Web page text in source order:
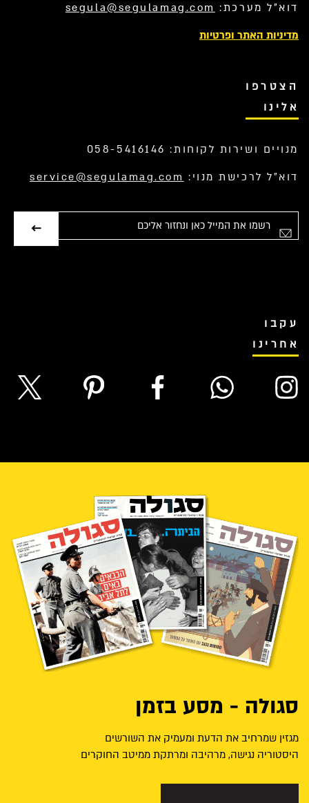
דוא”ל מערכת: segula@segulamag.com
מדיניות האתר ופרטיות
הצטרפו
אלינו
מנויים ושירות לקוחות: 058-5416146
דוא”ל לרכישת מנוי: service@segulamag.com
עקבו
אחרינו
סגולה - מסע בזמן
מגזין שמרחיב את הדעת ומעמיק את השורשים
היסטוריה נגישה, מרהיבה ומרתקת ממיטב החוקרים